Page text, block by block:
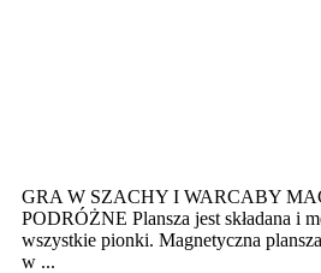
GRA W SZACHY I WARCABY
PODRÓŻNE Plansza jest składana i
wszystkie pionki. Magnetyczna
w ...